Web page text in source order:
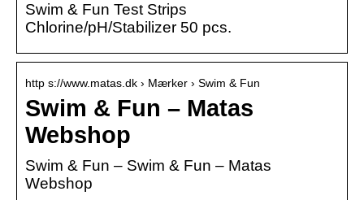
Swim & Fun Test Strips
Chlorine/pH/Stabilizer 50 pcs.
http s://www.matas.dk › Mærker › Swim & Fun
Swim & Fun – Matas
Webshop
Swim & Fun – Swim & Fun – Matas
Webshop